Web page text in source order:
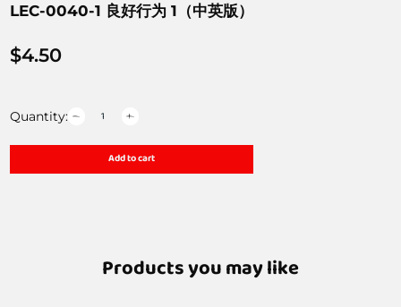
LEC-0040-1 良好行为 1（中英版）
$4.50
Quantity:
Add to cart
Products you may like